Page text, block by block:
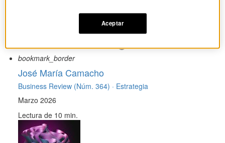
Artículos con el Tag:
modelo de negocio
bookmark_border
José María Camacho
Business Review (Núm. 364) · Estrategia
Marzo 2026
Lectura de 10 min.
Aceptar